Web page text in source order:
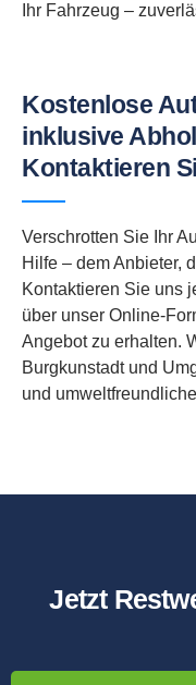
Ihr Fahrzeug –
Kostenlose
inklusive
Kontaktieren
Verschrotten Sie Ihr
Hilfe – dem Anbieter,
Kontaktieren Sie uns
über unser Online-
Angebot zu erhalten.
Burgkunstadt und
und
Jetzt